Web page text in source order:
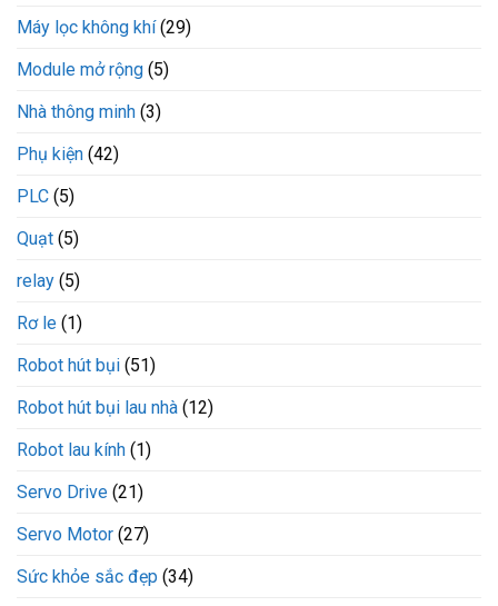
Máy lọc không khí(29)
Module mở rộng (5)
Nhà thông minh (3)
Phụ kiện (42)
PLC (5)
Quạt (5)
relay (5)
Rơ le (1)
Robot hút bụi (51)
Robot hút bụi lau nhà (12)
Robot lau kính (1)
Servo Drive (21)
Servo Motor (27)
Sức khỏe sắc đẹp (34)